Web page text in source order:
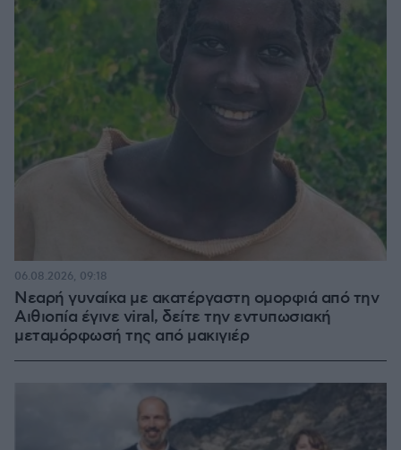
Νεαρή γυναίκα με ακατέργαστη ομορφιά από την
Αιθιοπία έγινε viral, δείτε την εντυπωσιακή
μεταμόρφωσή της από μακιγιέρ
06.08.2026, 09:18